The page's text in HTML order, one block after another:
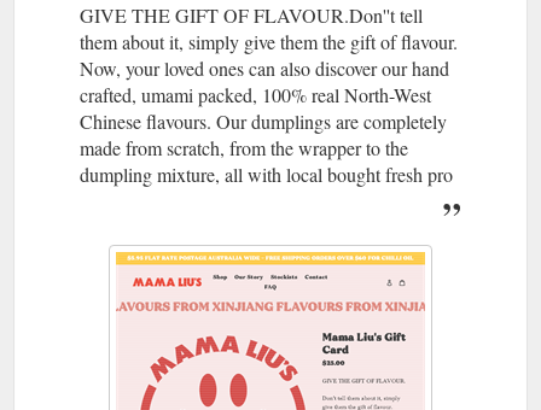
GIVE THE GIFT OF FLAVOUR.Don''t tell
them about it, simply give them the gift of flavour.
Now, your loved ones can also discover our hand
crafted, umami packed, 100% real North-West
Chinese flavours. Our dumplings are completely
made from scratch, from the wrapper to the
dumpling mixture, all with local bought fresh pro